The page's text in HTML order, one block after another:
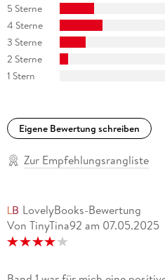
5 Sterne
4 Sterne
3 Sterne
2 Sterne
1 Stern
Eigene Bewertung schreiben
Zur Empfehlungsrangliste
LovelyBooks-Bewertung
Von TinyTina92 am 07.05.2025